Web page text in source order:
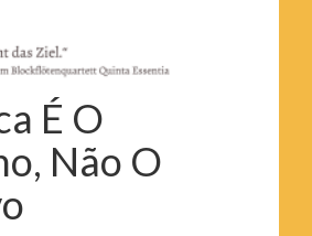
É O
Não O